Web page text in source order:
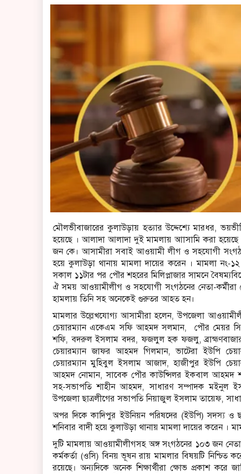
মৌলভীবাজারের কুলাউড়ায় হত্যার উদ্দেশ্যে মারধর,
হয়েছে । আলাদা আলাদা দুই মামলায় আাসামি করা
জন কে। আসামীরা সবাই আওয়ামী লীগ ও সহযোগী
হয়ে কুলাউড়া থানায় মামলা দায়ের করেন । মামলা
সকাল ১১টার পর পৌর শহরের মিলিপ্লাজার সামনে
ঐ সময় আওয়ামীলীগ ও সহযোগী সংগঠনের নেতা-কর্মীরা
হামলায় তিনি সহ অনেকেই গুরুতর আহত হন।
মামলার উল্লেখযোগ্য আসামীরা হলেন, উপজেলা
চেয়ারম্যান একেএম সফি আহমদ সলমান, পৌর মেয়র
শফি, বদরুল ইসলাম বদর, ফজলুল হক ফজলু,
চেয়ারম্যান জাফর আহমদ গিলমান, ভাটেরা ইউপি
চেয়ারম্যান মুহিবুল ইসলাম আজাদ, হাজীপুর ইউপি
আহমদ নোমান, সাবেক পৌর কাউন্সিলর ইকবাল আহমদ
সহ-সভাপতি শাহীন আহমদ, সাধারণ সম্পাদক মইনুল
উপজেলা ছাত্রলীগের সভাপতি নিয়াজুল ইসলাম তায়েফ,
অপর দিকে কাদিপুর ইউনিয়ন পরিষদের (ইউপি) সদস্য ও
শনিবার বাদী হয়ে কুলাউড়া থানায় মামলা দায়ের করেন ।
দুটি মামলায় আওয়ামীলীগসহ অঙ্গ সংগঠনের ১০৩ জন নেতা-
কর্মকর্তা (ওসি) বিনয় ভূষন রায় মামলার বিষয়টি নিশ্চিত
রয়েছে। অন্যদিকে অনেক শিক্ষার্থীরা ক্ষোভ প্রকাশ করে